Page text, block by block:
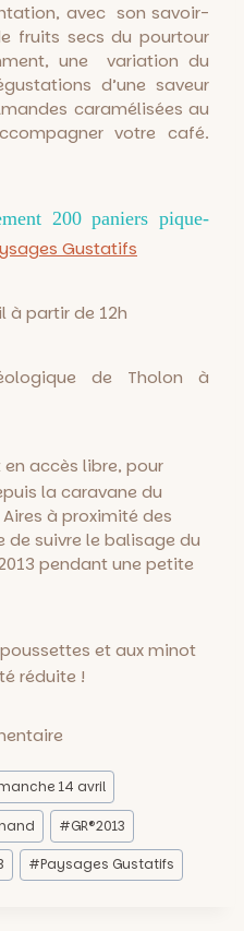
avec son savoir-
fruits secs du pourtour
une variation du
d’une saveur
caramélisées au
votre café.
200 paniers pique-
Gustatifs
à partir de 12h
de Tholon à
accès libre, pour
la caravane du
à proximité des
suivre le balisage du
pendant une petite
et aux minot
réduite !
14 avril
#GR®2013
#Paysages Gustatifs